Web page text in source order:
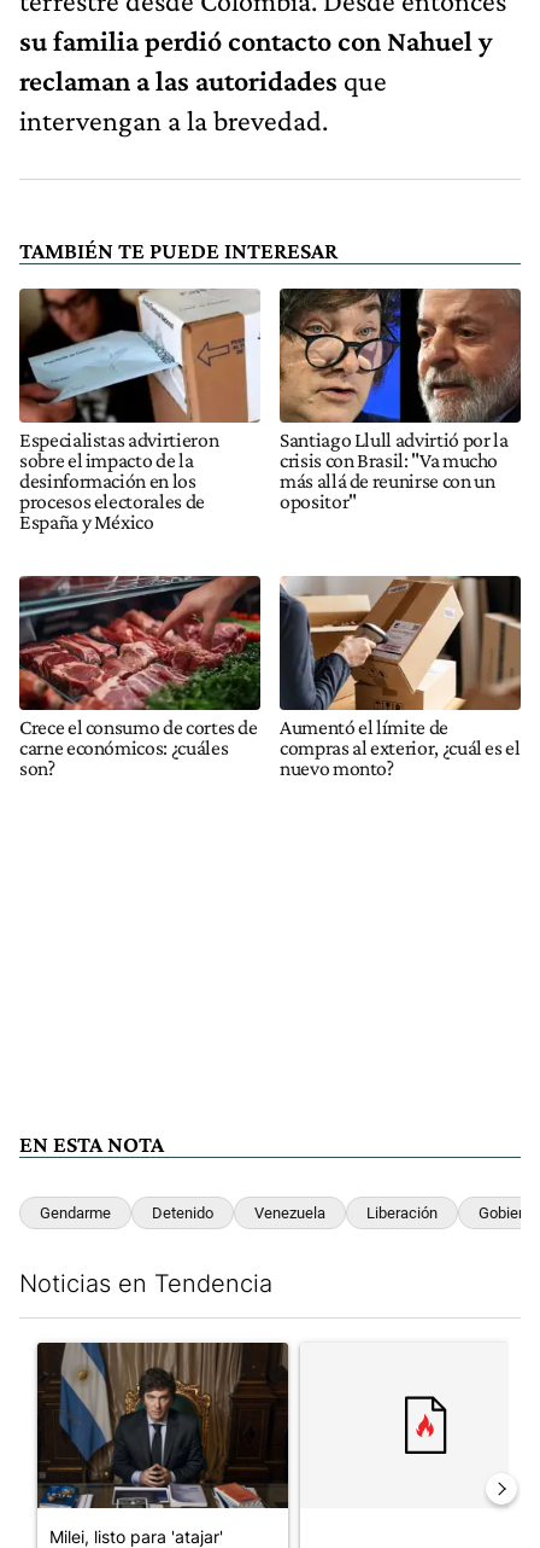
su familia perdió contacto con Nahuel y
reclaman a las autoridades que
intervengan a la brevedad.
TAMBIÉN TE PUEDE INTERESAR
Especialistas advirtieron
sobre el impacto de la
desinformación en los
procesos electorales de
España y México
Santiago Llull advirtió por la
crisis con Brasil: "Va mucho
más allá de reunirse con un
opositor"
Crece el consumo de cortes de
carne económicos: ¿cuáles
son?
Aumentó el límite de
compras al exterior, ¿cuál es el
nuevo monto?
EN ESTA NOTA
Gendarme Detenido Venezuela Liberación Gobierno
Noticias en Tendencia
Un artículo de tendencia con el título "Milei, listo para 'atajar'
Milei, listo para 'atajar'